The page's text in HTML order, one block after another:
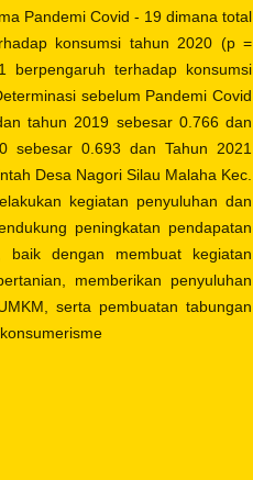
Pandemi Covid - 19 dimana total
konsumsi tahun 2020 (p =
terhadap konsumsi
sebelum Pandemi Covid
tahun 2019 sebesar 0.766 dan
sebesar 0.693 dan Tahun 2021
Desa Nagori Silau Malaha Kec.
kegiatan penyuluhan dan
peningkatan pendapatan
baik dengan membuat kegiatan
memberikan penyuluhan
serta pembuatan tabungan